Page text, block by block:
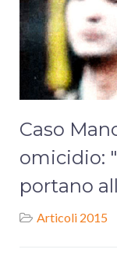
Caso
omicidio:
portano
Articoli 2015